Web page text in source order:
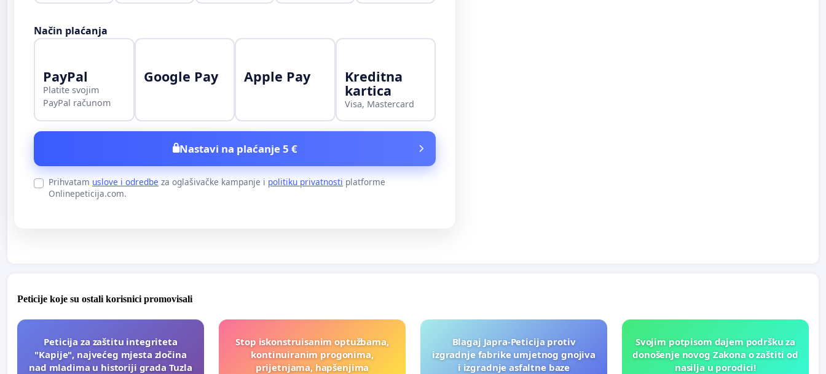
Način plaćanja
PayPal
Platite svojim
PayPal računom
Google Pay Apple Pay Kreditna
kartica
Visa, Mastercard
Nastavi na plaćanje 5 €
Prihvatam uslove i odredbe za oglašivačke kampanje i politiku privatnosti platforme
Onlinepeticija.com.
Peticije koje su ostali korisnici promovisali
Peticija za zaštitu integriteta
"Kapije", najvećeg mjesta zločina
nad mladima u historiji grada Tuzla
Stop iskonstruisanim optužbama,
kontinuiranim progonima,
prijetnjama, hapšenjima
Blagaj Japra-Peticija protiv
izgradnje fabrike umjetnog gnojiva
i izgradnje asfaltne baze
Svojim potpisom dajem podršku za
donošenje novog Zakona o zaštiti od
nasilja u porodici!